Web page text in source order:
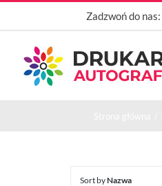
Przejdź
Zadzwoń do nas:
Sort byNazwa